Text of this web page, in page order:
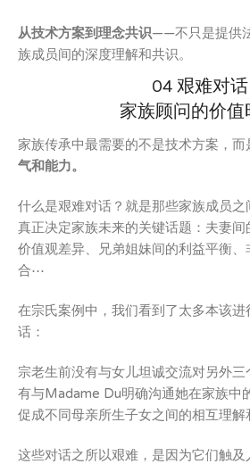
从技术方案到理念共识——不只是提供
族成员间的深度理解和共识。
04 艰难对话
家族顾问的价值
家族传承中最需要的不是技术方案，而
气和能力。
什么是艰难对话？就是那些家族成员之
真正决定家族未来的关键话题：夫妻
价值观差异、兄弟姐妹间的利益平衡
合⋯
在宗氏案例中，我们看到了太多本该
话：
宗老生前没有与女儿坦诚交流对另外
有与Madame Du明确沟通她在家族中
促成不同母亲所生子女之间的相互理解
这些对话之所以艰难，是因为它们触